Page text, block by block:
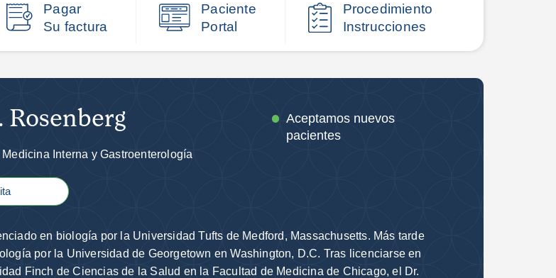
Pagar
Su factura
Paciente
Portal
Procedimiento
Instrucciones
Interna y Gastroenterología
Aceptamos nuevos
pacientes
en biología por la Universidad Tufts de Medford, Massachusetts. Más tarde
por la Universidad de Georgetown en Washington, D.C. Tras licenciarse en
Finch de Ciencias de la Salud en la Facultad de Medicina de Chicago, el Dr.